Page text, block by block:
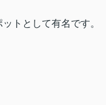
トとして有名です。